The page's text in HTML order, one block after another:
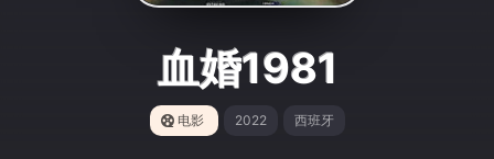
血婚1981
电影 2022 西班牙